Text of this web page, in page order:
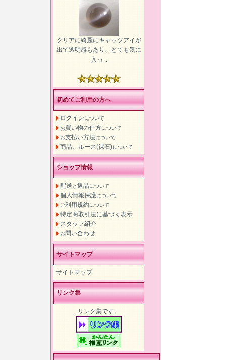
クリアに綺麗にキャッツアイが
出て透明感もあり、とても気に
入っ ..
初めてご利用の方へ
ログインについて
お買い物の仕方について
お支払い方法について
商品、ルース(裸石)について
ショップ情報
配送 と返品について
個人情報保護について
ご利用規約について
特定商取引法に基づく表示
スタッフ紹介
お問い合わせ
サイトマップ
サイトマップ
リンク集
リンク集です。